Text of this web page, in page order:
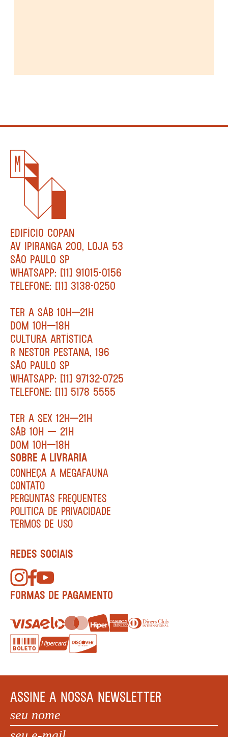
EDIFÍCIO COPAN
AV IPIRANGA 200, LOJA 53
SÃO PAULO SP
WHATSAPP: [11] 91015-0156
TELEFONE: [11] 3138-0250
TER A SÁB 10H—21H
DOM 10H—18H
CULTURA ARTÍSTICA
R NESTOR PESTANA, 196
SÃO PAULO SP
WHATSAPP: [11] 97132-0725
TELEFONE: [11] 5178 5555
TER A SEX 12H—21H
SÁB 10H — 21H
DOM 10H—18H
SOBRE A LIVRARIA
CONHEÇA A MEGAFAUNA
CONTATO
PERGUNTAS FREQUENTES
POLÍTICA DE PRIVACIDADE
TERMOS DE USO
REDES SOCIAIS
FORMAS DE PAGAMENTO
ASSINE A NOSSA NEWSLETTER